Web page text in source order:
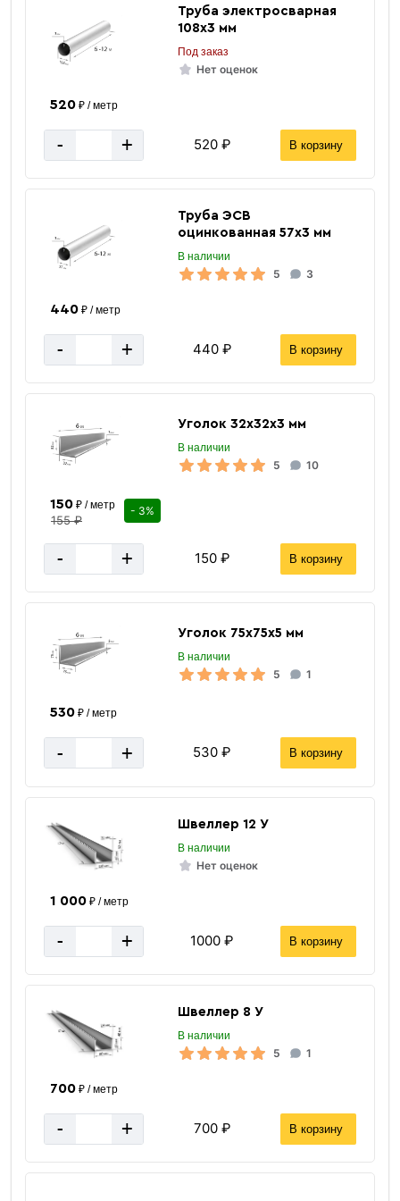
Труба электросварная
108х3 мм
Под заказ
Нет оценок
520₽ / метр
- + 520 ₽ В корзину
Труба ЭСВ
оцинкованная 57х3 мм
В наличии
5 3
440₽ / метр
- + 440 ₽ В корзину
Уголок 32х32х3 мм
В наличии
5 10
150₽ / метр
155 ₽
- 3%
- + 150 ₽ В корзину
Уголок 75х75х5 мм
В наличии
5 1
530₽ / метр
- + 530 ₽ В корзину
Швеллер 12 У
В наличии
Нет оценок
1 000₽ / метр
- + 1000 ₽ В корзину
Швеллер 8 У
В наличии
5 1
700₽ / метр
- + 700 ₽ В корзину
за 1 штуку